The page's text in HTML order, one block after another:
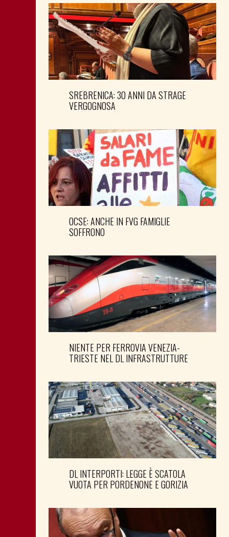
SREBRENICA: 30 ANNI DA STRAGE
VERGOGNOSA
OCSE: ANCHE IN FVG FAMIGLIE
SOFFRONO
NIENTE PER FERROVIA VENEZIA-
TRIESTE NEL DL INFRASTRUTTURE
DL INTERPORTI: LEGGE È SCATOLA
VUOTA PER PORDENONE E GORIZIA